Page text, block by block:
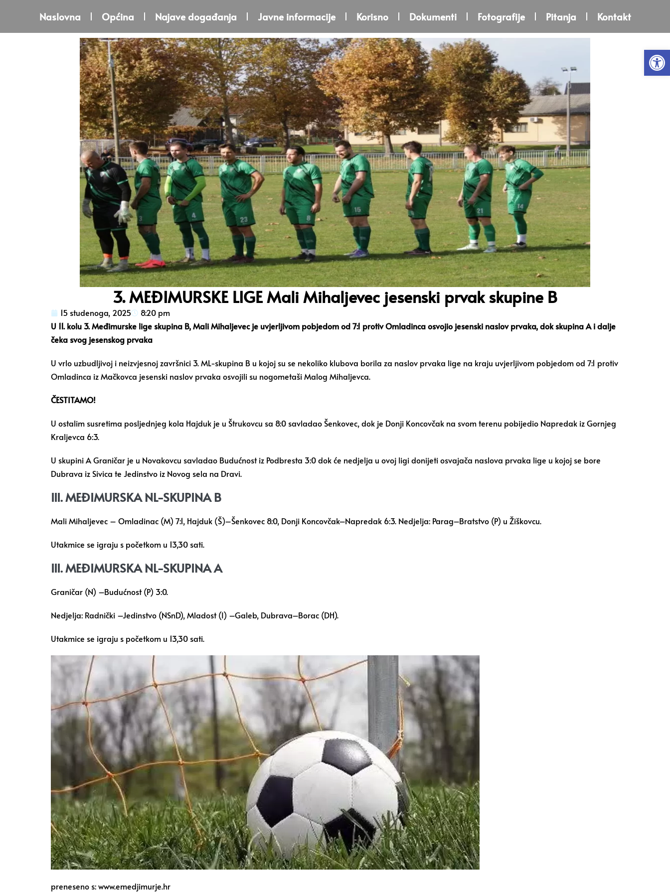
Naslovna Općina Najave događanja Javne informacije Korisno Dokumenti Fotografije Pitanja Kontakt
3. MEĐIMURSKE LIGE Mali Mihaljevec jesenski prvak skupine B
15 studenoga, 2025
8:20 pm
U 11. kolu 3. Međimurske lige skupina B, Mali Mihaljevec je uvjerljivom pobjedom od 7:1 protiv Omladinca osvojio jesenski naslov prvaka, dok skupina A i dalje
čeka svog jesenskog prvaka
U vrlo uzbudljivoj i neizvjesnoj završnici 3. ML-skupina B u kojoj su se nekoliko klubova borila za naslov prvaka lige na kraju uvjerljivom pobjedom od 7:1 protiv
Omladinca iz Mačkovca jesenski naslov prvaka osvojili su nogometaši Malog Mihaljevca.
ČESTITAMO!
U ostalim susretima posljednjeg kola Hajduk je u Štrukovcu sa 8:0 savladao Šenkovec, dok je Donji Koncovčak na svom terenu pobijedio Napredak iz Gornjeg
Kraljevca 6:3.
U skupini A Graničar je u Novakovcu savladao Budućnost iz Podbresta 3:0 dok će nedjelja u ovoj ligi donijeti osvajača naslova prvaka lige u kojoj se bore
Dubrava iz Sivica te Jedinstvo iz Novog sela na Dravi.
III. MEĐIMURSKA NL-SKUPINA B
Mali Mihaljevec – Omladinac (M) 7:1, Hajduk (Š)–Šenkovec 8:0, Donji Koncovčak–Napredak 6:3. Nedjelja: Parag–Bratstvo (P) u Žiškovcu.
Utakmice se igraju s početkom u 13,30 sati.
III. MEĐIMURSKA NL-SKUPINA A
Graničar (N) –Budućnost (P) 3:0.
Nedjelja: Radnički –Jedinstvo (NSnD), Mladost (I) –Galeb, Dubrava–Borac (DH).
Utakmice se igraju s početkom u 13,30 sati.
preneseno s: www.emedjimurje.hr